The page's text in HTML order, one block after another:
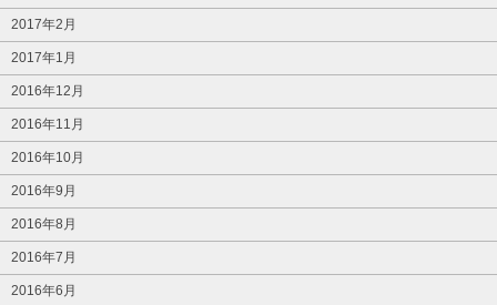
2017年2月
2017年1月
2016年12月
2016年11月
2016年10月
2016年9月
2016年8月
2016年7月
2016年6月